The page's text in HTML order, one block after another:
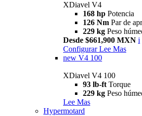
XDiavel V4
168 hp Potencia
126 Nm Par de
229 kg Peso
Desde $661,900 MXN i
Configurar Lee Mas
new V4 100
XDiavel V4 100
93 lb-ft Torque
229 kg Peso
Lee Mas
Hypermotard